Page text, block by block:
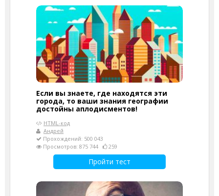
Если вы знаете, где находятся эти
города, то ваши знания географии
достойны аплодисментов!
HTML-код
Андрей
Прохождений: 500 043
Просмотров: 875 744
259
Пройти тест